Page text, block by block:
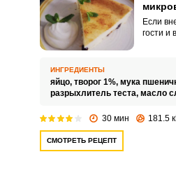
Если
гости и
со
ИНГРЕДИЕНТЫ
яйцо, творог 1%, мука
разрыхлитель теста, масло
30 мин 181.5
СМОТРЕТЬ РЕЦЕПТ